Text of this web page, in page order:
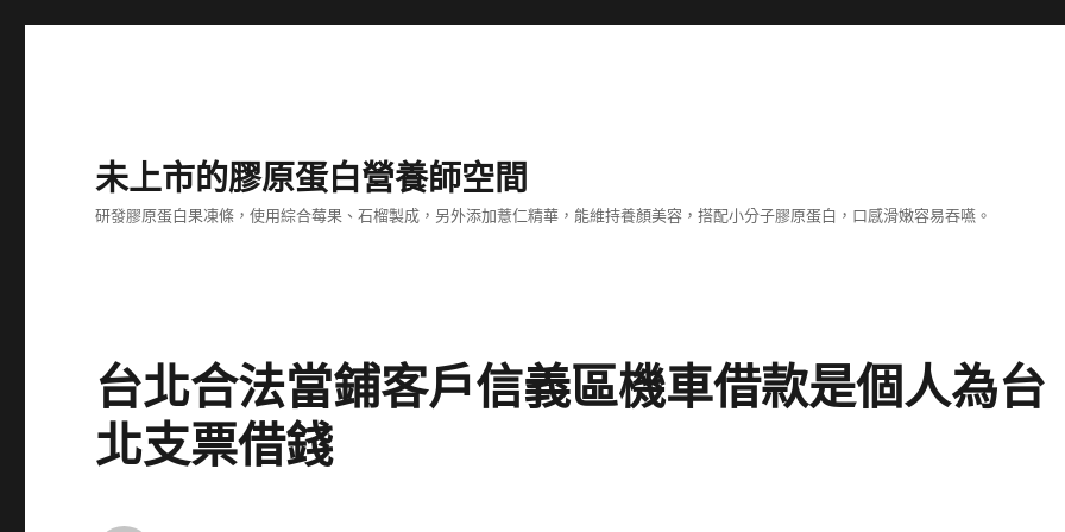
未上市的膠原蛋白營養師空間
研發膠原蛋白果凍條，使用綜合莓果、石榴製成，另外添加薏仁精華，能維持養顏美容，搭配小分子膠原蛋白，口感滑嫩容易吞嚥。
台北合法當鋪客戶信義區機車借款是個人為台
北支票借錢